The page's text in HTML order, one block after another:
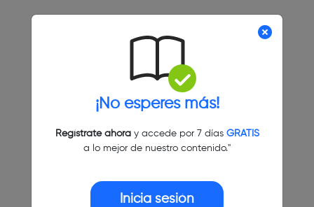
¡No esperes más!
Regístrate ahoray accede por 7 días GRATIS
a lo mejor de nuestro contenido."
Inicia sesión